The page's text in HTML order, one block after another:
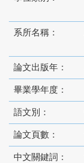
系所名稱：
論文出版年：
畢業學年度：
語文別：
論文頁數：
中文關鍵詞：